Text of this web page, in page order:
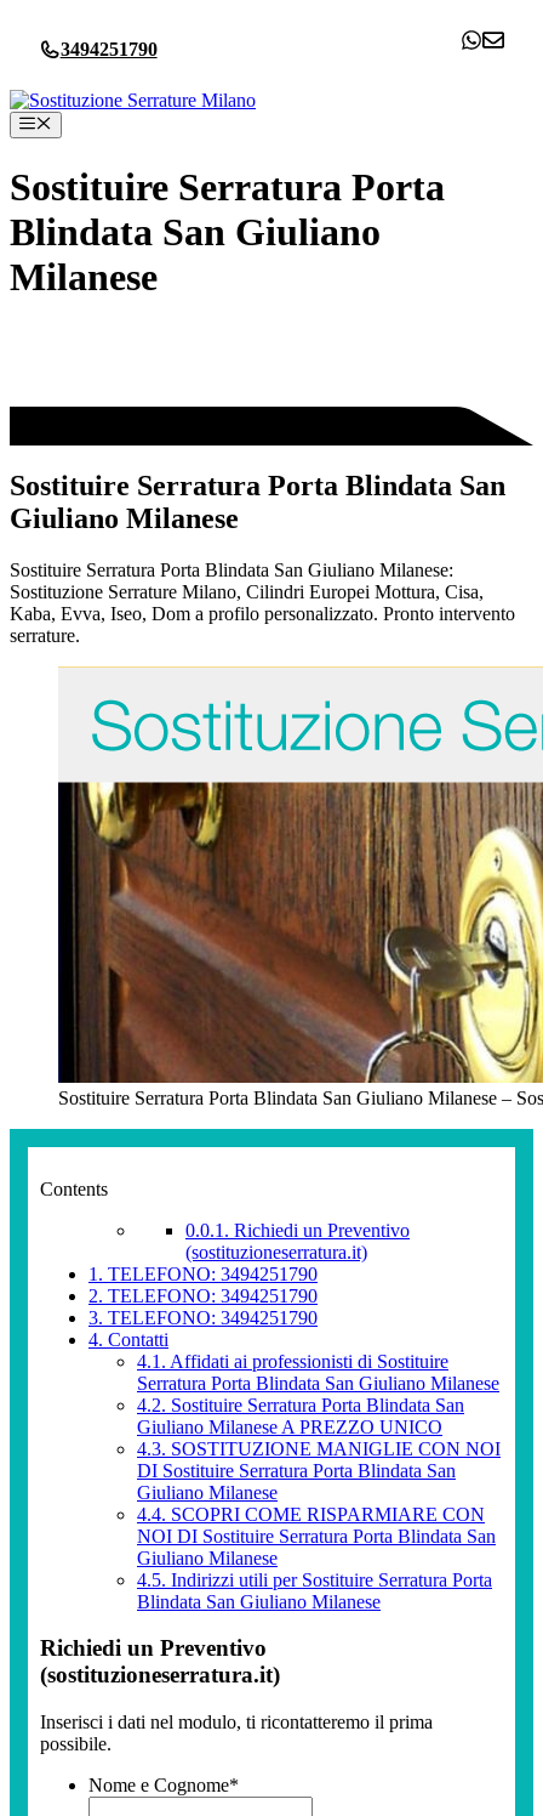
contenuto
3494251790
Menu
Sostituire Serratura Porta
Blindata San Giuliano
Milanese
Sostituire Serratura Porta Blindata San
Giuliano Milanese
Sostituire Serratura Porta Blindata San Giuliano Milanese:
Sostituzione Serrature Milano, Cilindri Europei Mottura, Cisa,
Kaba, Evva, Iseo, Dom a profilo personalizzato. Pronto intervento
serrature.
Sostituire Serratura Porta Blindata San Giuliano Milanese –
Contents
0.0.1. Richiedi un Preventivo
(sostituzioneserratura.it)
1. TELEFONO: 3494251790
2. TELEFONO: 3494251790
3. TELEFONO: 3494251790
4. Contatti
4.1. Affidati ai professionisti di Sostituire
Serratura Porta Blindata San Giuliano Milanese
4.2. Sostituire Serratura Porta Blindata San
Giuliano Milanese A PREZZO UNICO
4.3. SOSTITUZIONE MANIGLIE CON NOI
DI Sostituire Serratura Porta Blindata San
Giuliano Milanese
4.4. SCOPRI COME RISPARMIARE CON
NOI DI Sostituire Serratura Porta Blindata San
Giuliano Milanese
4.5. Indirizzi utili per Sostituire Serratura Porta
Blindata San Giuliano Milanese
Richiedi un Preventivo
(sostituzioneserratura.it)
Inserisci i dati nel modulo, ti ricontatteremo il prima
possibile.
Nome e Cognome*